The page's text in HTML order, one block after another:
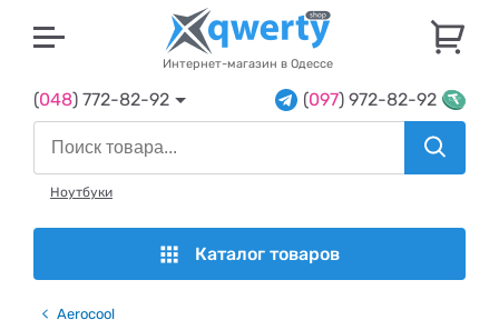
Интернет-магазин в Одессе
(048) 772-82-92 (097) 972-82-92
Ноутбуки
Каталог товаров
Aerocool